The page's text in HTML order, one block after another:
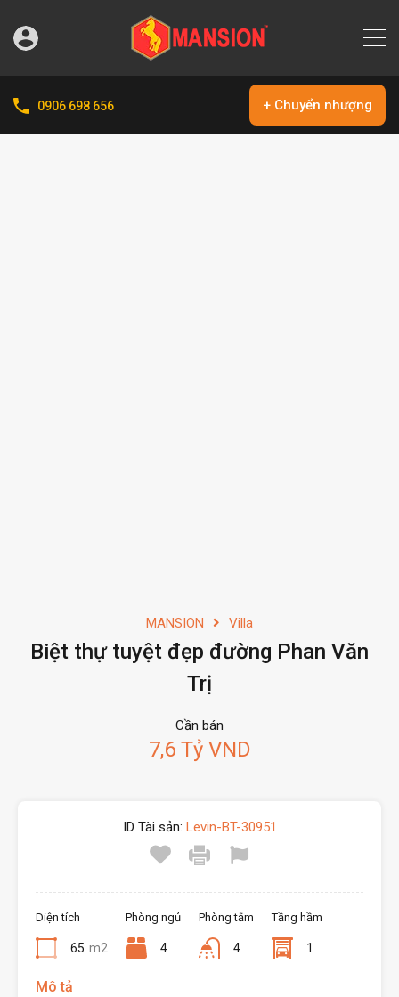
0906 698 656 + Chuyển nhượng
MANSION Villa
Biệt thự tuyệt đẹp đường Phan Văn
Trị
Cần bán
7,6 Tỷ VND
ID Tài sản: Levin-BT-30951
Diện tích
65 m2
Phòng ngủ
4
Phòng tắm
4
Tầng hầm
1
Mô tả